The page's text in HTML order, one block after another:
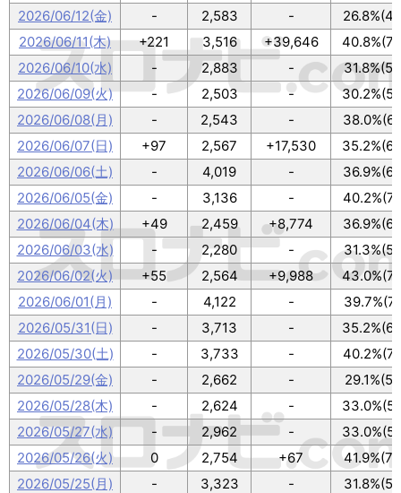
2026/06/12(金)
- 2,583 -
2026/06/11(木)
+221 3,516 +39,646
2026/06/10(水)
- 2,883 -
2026/06/09(火)
- 2,503 -
2026/06/08(月)
- 2,543 -
2026/06/07(日)
+97 2,567 +17,530
2026/06/06(土)
- 4,019 -
2026/06/05(金)
- 3,136 -
2026/06/04(木)
+49 2,459 +8,774
2026/06/03(水)
- 2,280 -
2026/06/02(火)
+55 2,564 +9,988
2026/06/01(月)
- 4,122 -
2026/05/31(日)
- 3,713 -
2026/05/30(土)
- 3,733 -
2026/05/29(金)
- 2,662 -
2026/05/28(木)
- 2,624 -
2026/05/27(水)
- 2,962 -
2026/05/26(火)
0 2,754 +67
2026/05/25(月)
- 3,323 -